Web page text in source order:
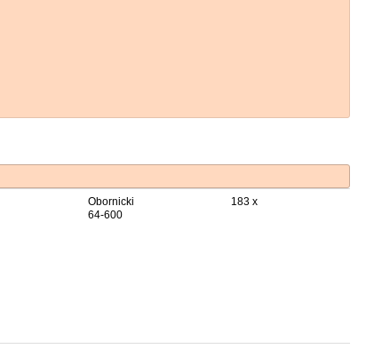
Obornicki
64-600
183 x